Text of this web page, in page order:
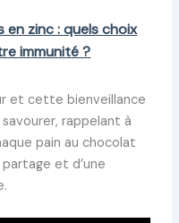
en zinc : quels choix
immunité ?
et cette bienveillance
rappelant à
pain au chocolat
et d’une